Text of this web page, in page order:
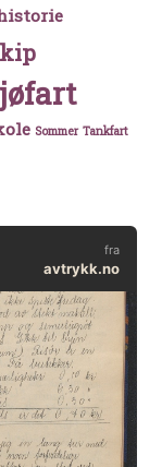
Sommer Tankfart